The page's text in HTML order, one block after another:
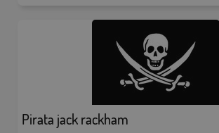
Pirata jack rackham